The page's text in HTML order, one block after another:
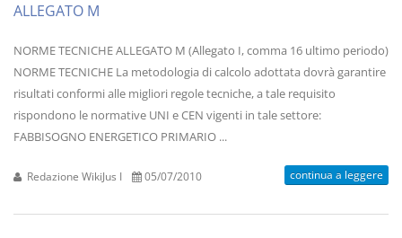
ALLEGATO M
NORME TECNICHE ALLEGATO M (Allegato I, comma 16 ultimo periodo)
NORME TECNICHE La metodologia di calcolo adottata dovrà garantire
risultati conformi alle migliori regole tecniche, a tale requisito
rispondono le normative UNI e CEN vigenti in tale settore:
FABBISOGNO ENERGETICO PRIMARIO ...
Redazione WikiJus I 05/07/2010 continua a leggere